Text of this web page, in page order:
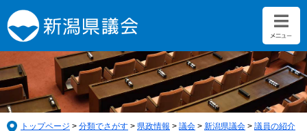
ー
ジ
の
先
頭
で
す。
ニ
ュ
ー
を
飛
ば
し
て
トップページ > 分類でさがす > 県政情報 > 議会 > 新潟県議会 > 議員の紹介